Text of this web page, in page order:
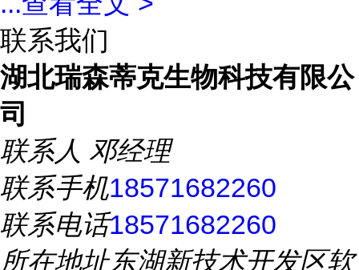
联系我们
湖北瑞森蒂克生物科技有限公
司
联系人 邓经理
联系手机18571682260
联系电话18571682260
所在地址东湖新技术开发区软